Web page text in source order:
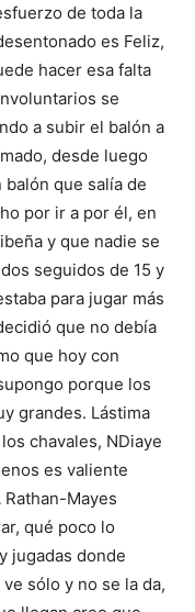
de toda la
es Feliz,
hacer esa falta
se
a subir el balón a
desde luego
que salía de
por ir a por él, en
y que nadie se
seguidos de 15 y
para jugar más
que no debía
que hoy con
porque los
grandes. Lástima
chavales, NDiaye
es valiente
Mayes
qué poco lo
jugadas donde
sólo y no se la da,